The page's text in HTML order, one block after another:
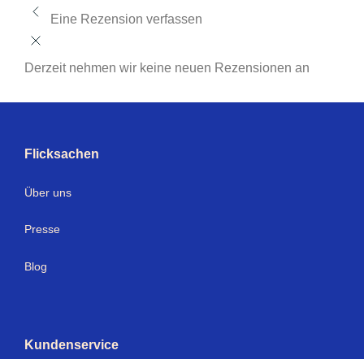
Eine Rezension verfassen
Derzeit nehmen wir keine neuen Rezensionen an
Flicksachen
Über uns
Presse
Blog
Kundenservice